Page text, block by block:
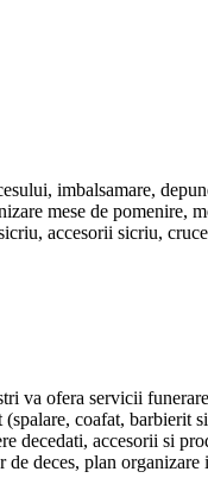
imbalsamare,
mese de
accesorii sicriu,
va ofera servicii
coafat, barbierit
decedati, accesorii si
deces, plan organizare